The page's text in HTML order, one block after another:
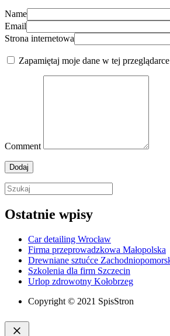
Name
Email
Strona internetowa
Zapamiętaj moje dane w tej
Comment
Ostatnie wpisy
Car detailing Wrocław
Firma przeprowadzkowa Małopolska
Drewniane sztućce
Szkolenia dla firm Szczecin
Urlop zdrowotny Kołobrzeg
Copyright © 2021 SpisStron